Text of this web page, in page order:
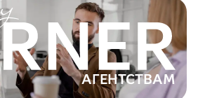
АГЕНТСТВАМ